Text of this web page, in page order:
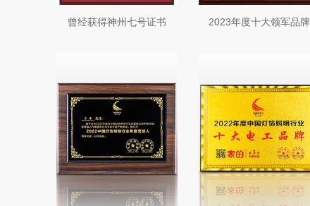
曾经获得神州七号证书 2023年度十大领军品牌